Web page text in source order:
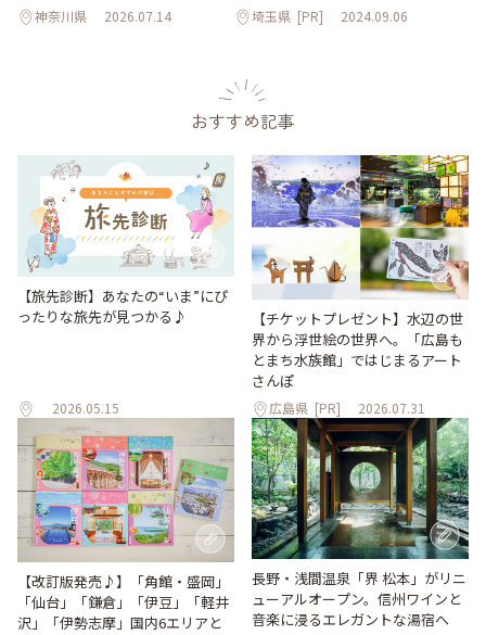
神奈川県 2026.07.14 埼玉県 [PR] 2024.09.06
おすすめ記事
【旅先診断】あなたの“いま”にぴ
ったりな旅先が見つかる♪
2026.05.15
【チケットプレゼント】水辺の世
界から浮世絵の世界へ。「広島も
とまち水族館」ではじまるアート
さんぽ
広島県 [PR] 2026.07.31
【改訂版発売♪】「角館・盛岡」
「仙台」「鎌倉」「伊豆」「軽井
沢」「伊勢志摩」国内6エリアと
長野・浅間温泉「界 松本」がリニ
ューアルオープン。信州ワインと
音楽に浸るエレガントな湯宿へ